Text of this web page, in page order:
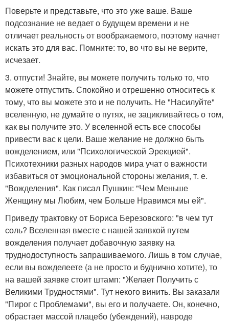
Поверьте и представьте, что это уже ваше. Ваше
подсознание не ведает о будущем времени и не
отличает реальность от воображаемого, поэтому начнет
искать это для вас. Помните: то, во что вы не верите,
исчезает.
3. отпусти! Знайте, вы можете получить только то, что
можете отпустить. Спокойно и отрешенно относитесь к
тому, что вы можете это и не получить. Не "Насилуйте"
вселенную, не думайте о путях, не зацикливайтесь о том,
как вы получите это. У вселенной есть все способы
привести вас к цели. Ваше желание не должно быть
вожделением, или "Психологической Эрекцией".
Психотехники разных народов мира учат о важности
избавиться от эмоциональной стороны желания, т. е.
"Вожделения". Как писал Пушкин: "Чем Меньше
Женщину мы Любим, чем Больше Нравимся мы ей".
Приведу трактовку от Бориса Березовского: "в чем тут
соль? Вселенная вместе с нашей заявкой путем
вожделения получает добавочную заявку на
труднодоступность запрашиваемого. Лишь в том случае,
если вы вожделеете (а не просто и буднично хотите), то
на вашей заявке стоит штамп: "Желает Получить с
Великими Трудностями". Тут некого винить. Вы заказали
"Пирог с Проблемами", вы его и получаете. Он, конечно,
обрастает массой плацебо (убеждений), навроде